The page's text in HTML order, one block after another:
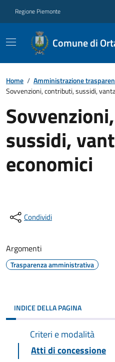
Regione Piemonte
Comune di
Home / Amministrazione
Sovvenzioni, contributi, sussidi,
sussidi,
economici
Condividi
Argomenti
Trasparenza amministrativa
INDICE DELLA PAGINA
Criteri e modalità
Atti di concessione